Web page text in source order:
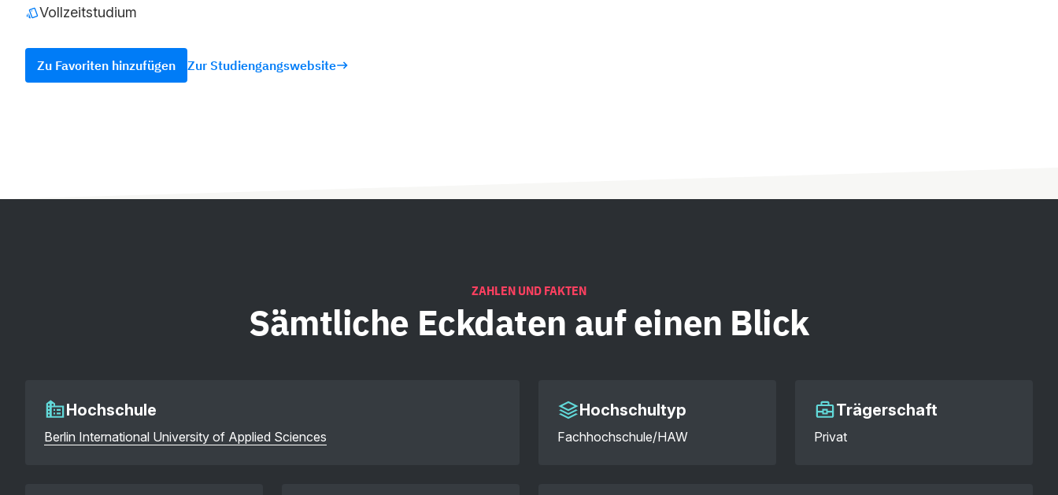
Vollzeitstudium
Zu Favoriten hinzufügen Zur Studiengangswebsite
ZAHLEN UND FAKTEN
Sämtliche Eckdaten auf einen Blick
Hochschule
Berlin International University of Applied Sciences
Hochschultyp
Fachhochschule/HAW
Trägerschaft
Privat